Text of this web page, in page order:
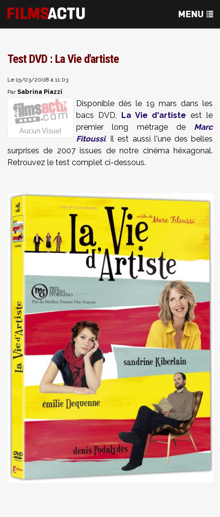
Test DVD : La Vie d'artiste
Le 15/03/2008 à 11:03
ParSabrina Piazzi
Disponible dès le 19 mars dans les
bacs DVD, La Vie d'artiste est le
premier long métrage de Marc
Fitoussi. Il est aussi l'une des belles
surprises de 2007 issues de notre cinéma héxagonal.
Retrouvez le test complet ci-dessous.